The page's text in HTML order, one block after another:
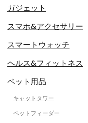
ガジェット
スマホ&アクセサリー
スマートウォッチ
ヘルス&フィットネス
ペット用品
キャットタワー
ペットフィーダー